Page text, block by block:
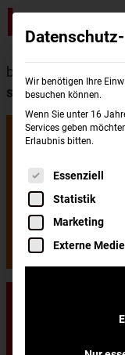
burgerme
sind Burger so
Wir benötigen Ihre
besuchen können.
Wenn Sie unter 16
Services geben
Erlaubnis bitten.
Es folgt eine
Essenziell
Statistik
Marketing
Externe